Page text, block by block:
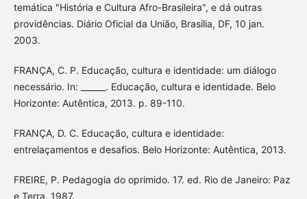
temática "História e Cultura Afro-Brasileira", e dá outras
providências. Diário Oficial da União, Brasília, DF, 10 jan.
2003.
FRANÇA, C. P. Educação, cultura e identidade: um diálogo
necessário. In: ______. Educação, cultura e identidade. Belo
Horizonte: Autêntica, 2013. p. 89-110.
FRANÇA, D. C. Educação, cultura e identidade:
entrelaçamentos e desafios. Belo Horizonte: Autêntica, 2013.
FREIRE, P. Pedagogia do oprimido. 17. ed. Rio de Janeiro: Paz
e Terra, 1987.